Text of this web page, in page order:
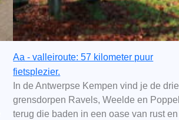
Aa - valleiroute: 57 kilometer puur
fietsplezier.
In de Antwerpse Kempen vind je de drie
grensdorpen Ravels, Weelde en Poppel
terug die baden in een oase van rust en